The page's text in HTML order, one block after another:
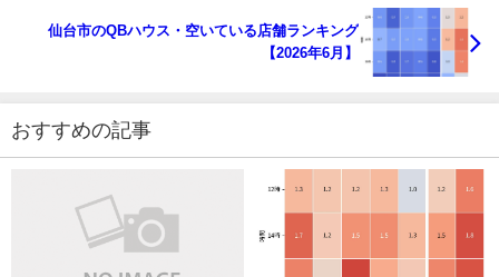
仙台市のQBハウス・空いている店舗ランキング
【2026年6月】
おすすめの記事